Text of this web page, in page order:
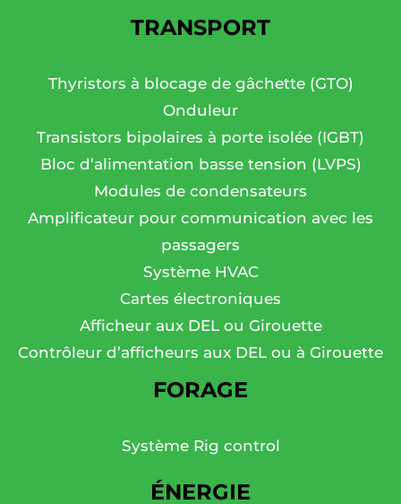
TRANSPORT
Thyristors à blocage de gâchette (GTO)
Onduleur
Transistors bipolaires à porte isolée (IGBT)
Bloc d’alimentation basse tension (LVPS)
Modules de condensateurs
Amplificateur pour communication avec les
passagers
Système HVAC
Cartes électroniques
Afficheur aux DEL ou Girouette
Contrôleur d’afficheurs aux DEL ou à Girouette
FORAGE
Système Rig control
ÉNERGIE